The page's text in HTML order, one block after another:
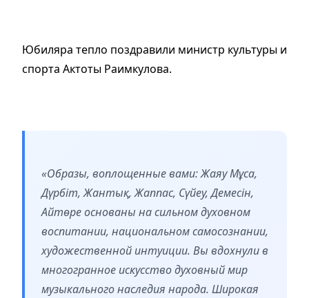
Юбиляра тепло поздравили министр культуры и
спорта Актоты Раимкулова.
«Образы, воплощенные вами: Жаяу Мұса,
Дүрбіт, Жантық, Жаппас, Сүйеу, Демесін,
Айтөре основаны на сильном духовном
воспитании, национальном самосознании,
художественной интуиции. Вы вдохнули в
многогранное искусство духовный мир
музыкального наследия народа. Широкая